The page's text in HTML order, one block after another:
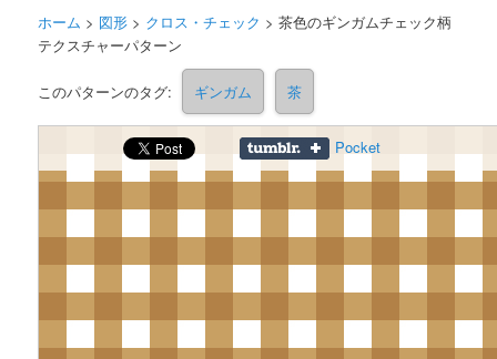
ホーム > 図形 > クロス・チェック >茶色のギンガムチェック柄
テクスチャーパターン
このパターンのタグ: ギンガム 茶
Pocket